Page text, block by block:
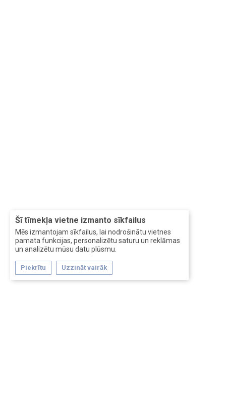
Šī tīmekļa vietne izmanto sīkfailus
Mēs izmantojam sīkfailus, lai nodrošinātu vietnes
pamata funkcijas, personalizētu saturu un reklāmas
un analizētu mūsu datu plūsmu.
Piekrītu Uzzināt vairāk